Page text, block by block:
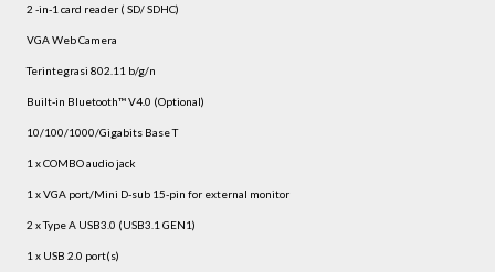
2 -in-1 card reader ( SD/ SDHC)
VGA Web Camera
Terintegrasi 802.11 b/g/n
Built-in Bluetooth™ V4.0 (Optional)
10/100/1000/Gigabits Base T
1 x COMBO audio jack
1 x VGA port/Mini D-sub 15-pin for external monitor
2 x Type A USB3.0 (USB3.1 GEN1)
1 x USB 2.0 port(s)